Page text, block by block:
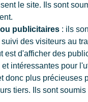
le site. Ils sont
publicitaires : ils
des visiteurs au
est d'afficher des
et intéressantes pour
donc plus précieuses
tiers. Ils sont